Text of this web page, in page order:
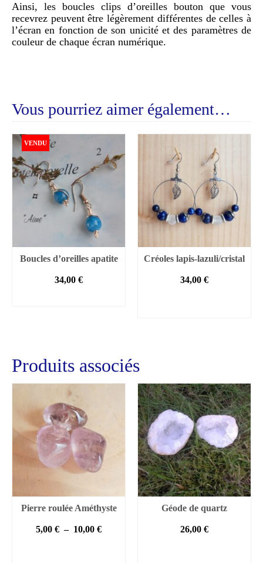
Ainsi, les boucles clips d’oreilles bouton que vous
recevrez peuvent être légèrement différentes de celles à
l’écran en fonction de son unicité et des paramètres de
couleur de chaque écran numérique.
Vous pourriez aimer également…
VENDU
Boucles d’oreilles apatite
34,00 €
Créoles lapis-lazuli/cristal
34,00 €
Produits associés
Pierre roulée Améthyste
5,00 € – 10,00 €Plage
Géode de quartz
26,00 €